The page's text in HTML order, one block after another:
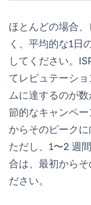
ほとんどの場合
く、平均的な1日
してください。
てレピュテーシ
ムに達するのが
節的なキャンペ
からそのピークに
ただし、1〜2 週
合は、最初から
ださい。